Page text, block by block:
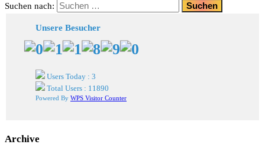
Suchen nach:
Unsere Besucher
Users Today : 3
Total Users : 11890
Powered By WPS Visitor Counter
Archive